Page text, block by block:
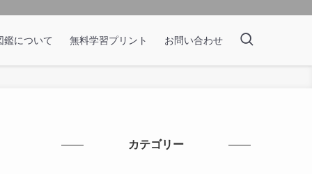
鑑について 無料学習プリント お問い合わせ
カテゴリー